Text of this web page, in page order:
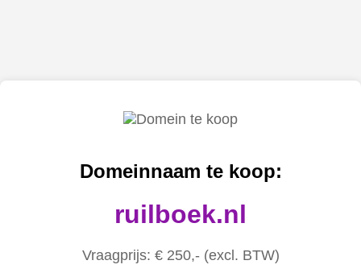
Domeinnaam te koop:
ruilboek.nl
Vraagprijs: € 250,- (excl. BTW)